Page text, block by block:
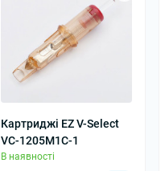
Картриджі EZ V-Select
VC-1205M1С-1
В наявності